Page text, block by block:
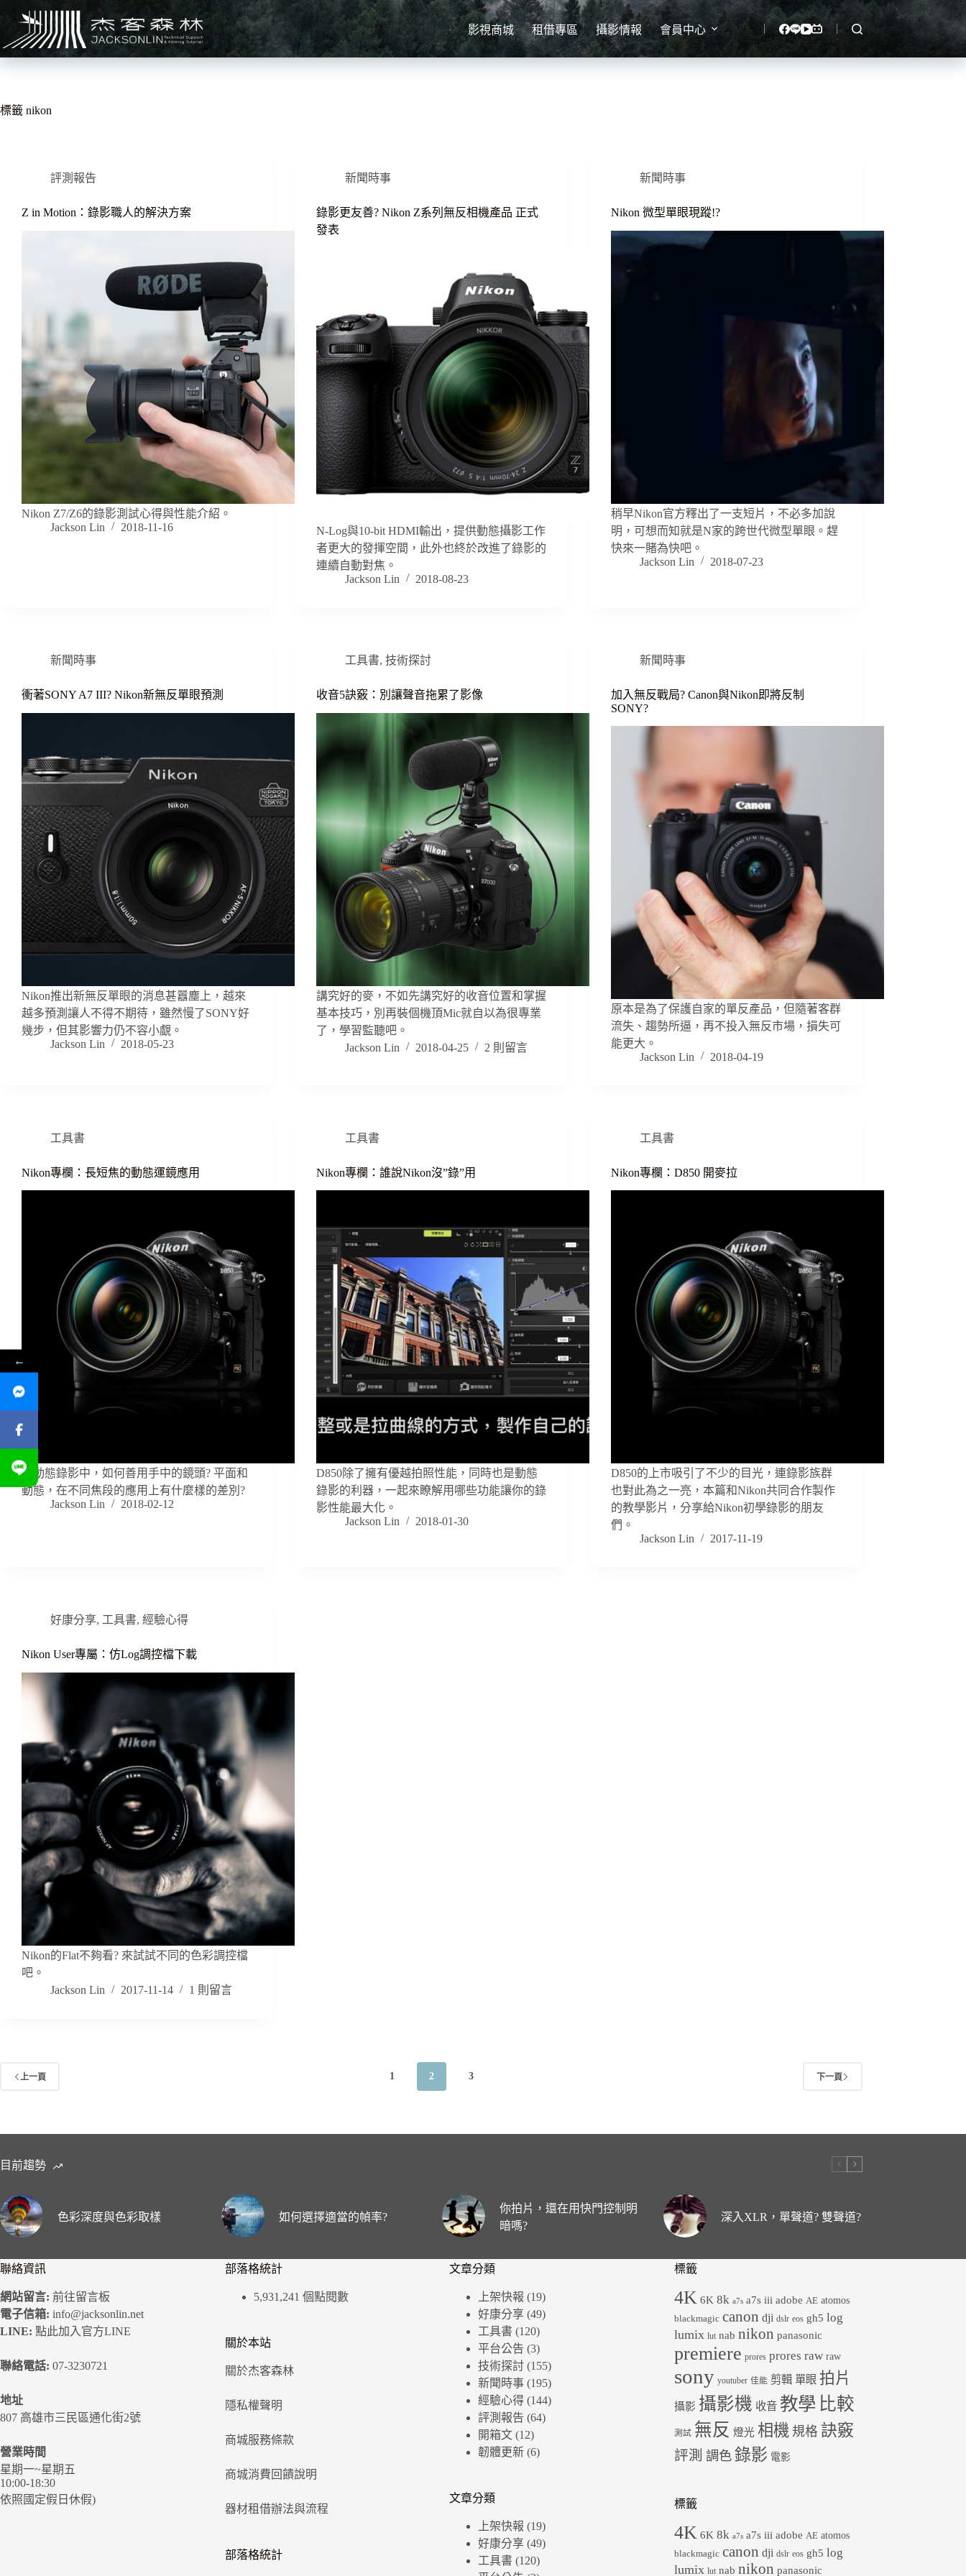
主
要
影視商城 租借專區 攝影情報 會員中心
標籤 nikon
評測報告
Z in Motion：錄影職人的解決方案
Nikon Z7/Z6的錄影測試心得與性能介紹。
Jackson Lin
2018-11-16
新聞時事
錄影更友善? Nikon Z系列無反相機產品 正式
發表
N-Log與10-bit HDMI輸出，提供動態攝影工作
者更大的發揮空間，此外也終於改進了錄影的
連續自動對焦。
Jackson Lin
2018-08-23
新聞時事
Nikon 微型單眼現蹤!?
稍早Nikon官方釋出了一支短片，不必多加說
明，可想而知就是N家的跨世代微型單眼。趕
快來一賭為快吧。
Jackson Lin
2018-07-23
新聞時事
衝著SONY A7 III? Nikon新無反單眼預測
Nikon推出新無反單眼的消息甚囂塵上，越來
越多預測讓人不得不期待，雖然慢了SONY好
幾步，但其影響力仍不容小覷。
Jackson Lin
2018-05-23
工具書, 技術探討
收音5訣竅：別讓聲音拖累了影像
講究好的麥，不如先講究好的收音位置和掌握
基本技巧，別再裝個機頂Mic就自以為很專業
了，學習監聽吧。
Jackson Lin
2018-04-25 2 則留言
新聞時事
加入無反戰局? Canon與Nikon即將反制
SONY?
原本是為了保護自家的單反產品，但隨著客群
流失、趨勢所逼，再不投入無反市場，損失可
能更大。
Jackson Lin
2018-04-19
工具書
Nikon專欄：長短焦的動態運鏡應用
在動態錄影中，如何善用手中的鏡頭? 平面和
動態，在不同焦段的應用上有什麼樣的差別?
Jackson Lin
2018-02-12
工具書
Nikon專欄：誰說Nikon沒”錄”用
D850除了擁有優越拍照性能，同時也是動態
錄影的利器，一起來瞭解用哪些功能讓你的錄
影性能最大化。
Jackson Lin
2018-01-30
工具書
Nikon專欄：D850 開麥拉
D850的上市吸引了不少的目光，連錄影族群
也對此為之一亮，本篇和Nikon共同合作製作
的教學影片，分享給Nikon初學錄影的朋友
們。
Jackson Lin
2017-11-19
好康分享, 工具書, 經驗心得
Nikon User專屬：仿Log調控檔下載
Nikon的Flat不夠看? 來試試不同的色彩調控檔
吧。
Jackson Lin
2017-11-14 1 則留言
上一頁 1 2 3 下一頁
目前趨勢
色彩深度與色彩取樣 如何選擇適當的幀率?
你拍片，還在用快門控制明
暗嗎?
深入XLR，單聲道? 雙聲道?
聯絡資訊
網站留言: 前往留言板
電子信箱: info@jacksonlin.net
LINE: 點此加入官方LINE
聯絡電話: 07-3230721
地址
807 高雄市三民區通化街2號
營業時間
星期一~星期五
10:00-18:30
依照國定假日休假)
部落格統計
5,931,241 個點閱數
關於本站
關於杰客森林
隱私權聲明
商城服務條款
商城消費回饋說明
器材租借辦法與流程
部落格統計
文章分類
上架快報 (19)
好康分享 (49)
工具書 (120)
平台公告 (3)
技術探討 (155)
新聞時事 (195)
經驗心得 (144)
評測報告 (64)
開箱文 (12)
韌體更新 (6)
文章分類
上架快報 (19)
好康分享 (49)
工具書 (120)
標籤
4K 6K 8k a7s a7s iii adobe AE atomos
blackmagic canon dji dslr eos gh5 log
lumix lut nab nikon panasonic
premiere prores prores raw raw
sony youtuber 佳能 剪輯 單眼 拍片
攝影 攝影機 收音 教學 比較
測試 無反 燈光 相機 規格 訣竅
評測 調色 錄影 電影
標籤
4K 6K 8k a7s a7s iii adobe AE atomos
blackmagic canon dji dslr eos gh5 log
lumix lut nab nikon panasonic
←